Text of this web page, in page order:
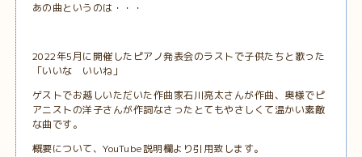
あの曲というのは・・・
2022年5月に開催したピアノ発表会のラストで子供たちと歌った
「いいな いいね」
ゲストでお越しいただいた作曲家石川亮太さんが作曲、奥様でピ
アニストの洋子さんが作詞なさったとてもやさしくて温かい素敵
な曲です。
概要について、YouTube説明欄より引用致します。